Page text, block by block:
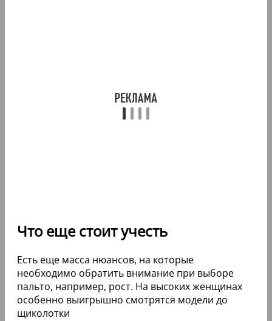
Что еще стоит учесть
Есть еще масса нюансов, на которые
необходимо обратить внимание при выборе
пальто, например, рост. На высоких женщинах
особенно выигрышно смотрятся модели до
щиколотки